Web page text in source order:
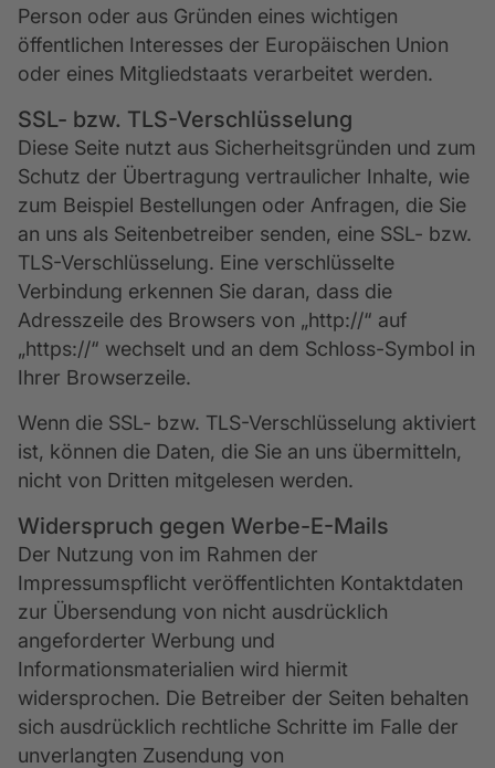
Person oder aus Gründen eines wichtigen
öffentlichen Interesses der Europäischen Union
oder eines Mitgliedstaats verarbeitet werden.
SSL- bzw. TLS-Verschlüsselung
Diese Seite nutzt aus Sicherheitsgründen und zum
Schutz der Übertragung vertraulicher Inhalte, wie
zum Beispiel Bestellungen oder Anfragen, die Sie
an uns als Seitenbetreiber senden, eine SSL- bzw.
TLS-Verschlüsselung. Eine verschlüsselte
Verbindung erkennen Sie daran, dass die
Adresszeile des Browsers von „http://“ auf
„https://“ wechselt und an dem Schloss-Symbol in
Ihrer Browserzeile.
Wenn die SSL- bzw. TLS-Verschlüsselung aktiviert
ist, können die Daten, die Sie an uns übermitteln,
nicht von Dritten mitgelesen werden.
Widerspruch gegen Werbe-E-Mails
Der Nutzung von im Rahmen der
Impressumspflicht veröffentlichten Kontaktdaten
zur Übersendung von nicht ausdrücklich
angeforderter Werbung und
Informationsmaterialien wird hiermit
widersprochen. Die Betreiber der Seiten behalten
sich ausdrücklich rechtliche Schritte im Falle der
unverlangten Zusendung von